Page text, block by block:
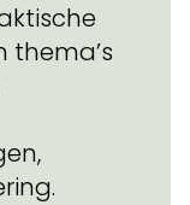
thema’s